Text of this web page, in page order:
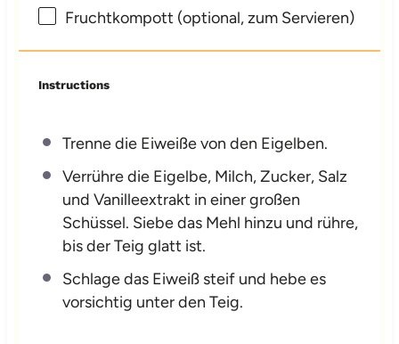
Fruchtkompott (optional, zum Servieren)
Instructions
Trenne die Eiweiße von den Eigelben.
Verrühre die Eigelbe, Milch, Zucker, Salz
und Vanilleextrakt in einer großen
Schüssel. Siebe das Mehl hinzu und rühre,
bis der Teig glatt ist.
Schlage das Eiweiß steif und hebe es
vorsichtig unter den Teig.